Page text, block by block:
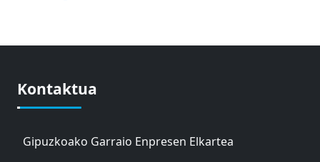
Kontaktua
Gipuzkoako Garraio Enpresen Elkartea